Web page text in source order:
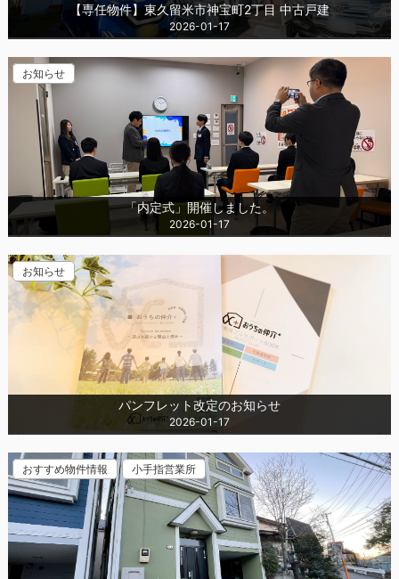
【専任物件】東久留米市神宝町2丁目 中古戸建
2026-01-17
お知らせ
「内定式」開催しました。
2026-01-17
お知らせ
パンフレット改定のお知らせ
2026-01-17
おすすめ物件情報 小手指営業所